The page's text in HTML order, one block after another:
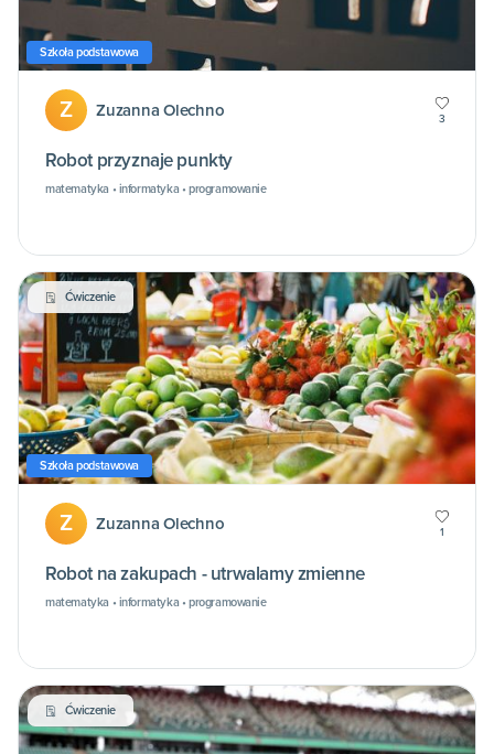
Szkoła podstawowa
Z Zuzanna Olechno 3
Robot przyznaje punkty
matematyka • informatyka • programowanie
Ćwiczenie
Szkoła podstawowa
Z Zuzanna Olechno 1
Robot na zakupach - utrwalamy zmienne
matematyka • informatyka • programowanie
Ćwiczenie